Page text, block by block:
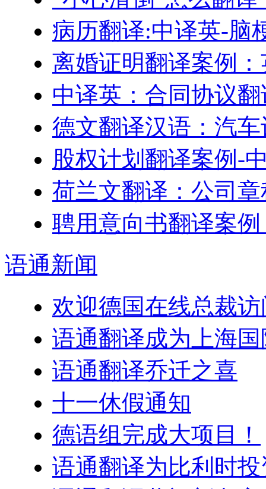
病历翻译:中译英-脑
离婚证明翻译案例
中译英：合同协议
德文翻译汉语：汽
股权计划翻译案例-
荷兰文翻译：公司
聘用意向书翻译案
语通新闻
欢迎德国在线总裁
语通翻译成为上海
语通翻译乔迁之喜
十一休假通知
德语组完成大项目！
语通翻译为比利时